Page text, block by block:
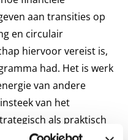
aan transities op
en circulair
hiervoor vereist is,
had. Het is werk
van andere
van het
als praktisch
Bosmans.